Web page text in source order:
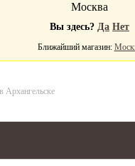
Архангельске
Москва
Вы здесь? Да Нет
Ближайший магазин: